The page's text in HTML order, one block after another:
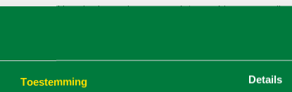
Toestemming Details
Het doel van deze aanpak is om klanten te
vindt niet plaats. Klantgegevens worden voor
waarbij Agrimec Group optreedt als